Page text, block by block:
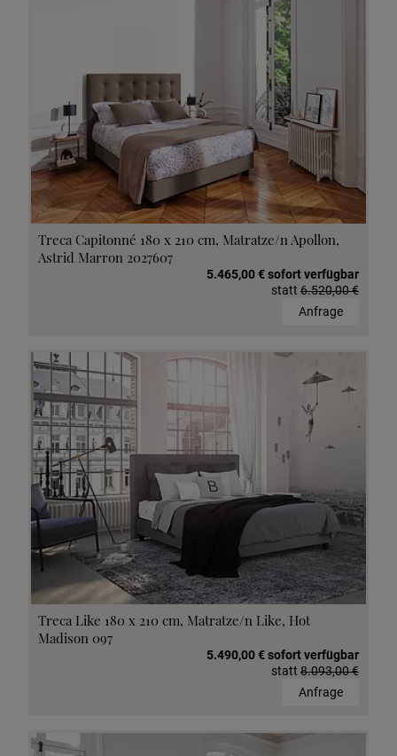
Treca Capitonné 180 x 210 cm, Matratze/n Apollon,
Astrid Marron 2027607
5.465,00 € sofort verfügbar
statt 6.520,00 €
Anfrage
Treca Like 180 x 210 cm, Matratze/n Like, Hot
Madison 097
5.490,00 € sofort verfügbar
statt 8.093,00 €
Anfrage